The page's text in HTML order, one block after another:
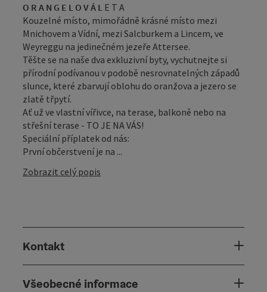
O R A N G E L O V Á L E T A
Kouzelné místo, mimořádně krásné místo mezi
Mnichovem a Vídní, mezi Salcburkem a Lincem, ve
Weyreggu na jedinečném jezeře Attersee.
Těšte se na naše dva exkluzivní byty, vychutnejte si
přírodní podívanou v podobě nesrovnatelných západů
slunce, které zbarvují oblohu do oranžova a jezero se
zlatě třpytí.
Ať už ve vlastní vířivce, na terase, balkoně nebo na
střešní terase - TO JE NA VÁS!
Speciální příplatek od nás:
První občerstvení je na ...
Zobrazit celý popis
Kontakt
Všeobecné informace